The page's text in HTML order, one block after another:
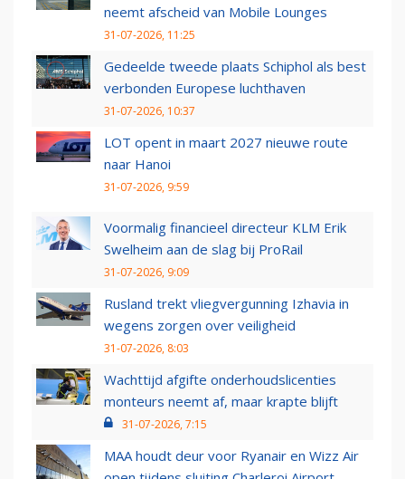
neemt afscheid van Mobile Lounges
31-07-2026, 11:25
Gedeelde tweede plaats Schiphol als best
verbonden Europese luchthaven
31-07-2026, 10:37
LOT opent in maart 2027 nieuwe route
naar Hanoi
31-07-2026, 9:59
Voormalig financieel directeur KLM Erik
Swelheim aan de slag bij ProRail
31-07-2026, 9:09
Rusland trekt vliegvergunning Izhavia in
wegens zorgen over veiligheid
31-07-2026, 8:03
Wachttijd afgifte onderhoudslicenties
monteurs neemt af, maar krapte blijft
31-07-2026, 7:15
MAA houdt deur voor Ryanair en Wizz Air